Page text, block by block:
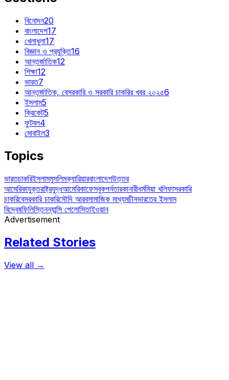
বিনোদন20
বাংলাদেশ17
খেলাধুলা17
বিজ্ঞান ও প্রযুক্তি16
আন্তর্জাতিক12
শিক্ষা12
ভারত7
আন্তর্জাতিক, বেসরকারি ও সরকারি চাকরির খবর ২০২৫6
ইসলাম5
ক্রিকেট5
ফুটবল4
মোবাইল3
Topics
ভারতচাকরিইসলামমুসলিমক্যারিয়ারবাংলাদেশউত্তর
আমেরিকাযুক্তরাষ্ট্রযুদ্ধআমেরিকাফেসবুকপর্নতারকানারীধর্মমিয়া খলিফাসরকারি
চাকরিবেসরকারি চাকরিসৌদি আরবসামাজিক মাধ্যমচীনভারতের ইসলাম
বিদ্বেষফিলিস্তিনন্যান্সি পেলোসিতাইওয়ান
Advertisement
Related Stories
View all →